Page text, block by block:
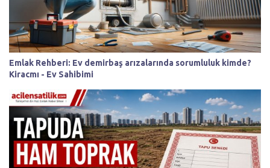
Emlak Rehberi: Ev demirbaş arızalarında sorumluluk kimde?
Kiracmı - Ev Sahibimi